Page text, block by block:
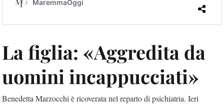
La figlia: «Aggredita da
uomini incappucciati»
Benedetta Marzocchi è ricoverata nel reparto di psichiatria. Ieri